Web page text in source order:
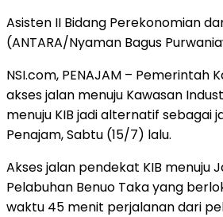
Asisten II Bidang Perekonomian
(ANTARA/Nyaman Bagus
NSI.com, PENAJAM –
akses jalan menuju Kawasan
menuju KIB jadi alternatif sebagai
Penajam, Sabtu (15/7) lalu.
Akses jalan pendekat KIB
Pelabuhan Benuo Taka yang
waktu 45 menit perjalanan dari